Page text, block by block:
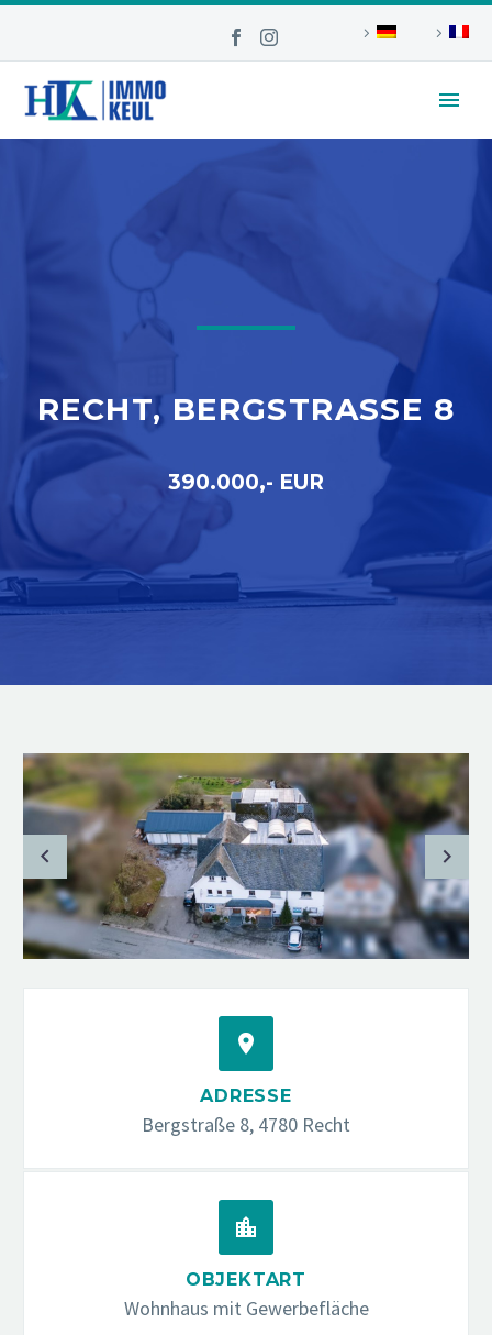
RECHT, BERGSTRASSE 8
390.000,- EUR


ADRESSE
Bergstraße 8, 4780 Recht


OBJEKTART
Wohnhaus mit Gewerbefläche